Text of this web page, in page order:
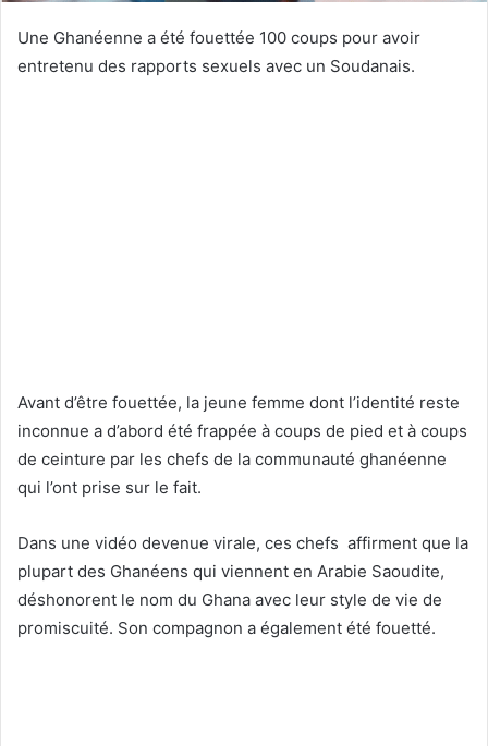
Une Ghanéenne a été fouettée 100 coups pour avoir
entretenu des rapports sexuels avec un Soudanais.
Avant d’être fouettée, la jeune femme dont l’identité reste
inconnue a d’abord été frappée à coups de pied et à coups
de ceinture par les chefs de la communauté ghanéenne
qui l’ont prise sur le fait.
Dans une vidéo devenue virale, ces chefs affirment que la
plupart des Ghanéens qui viennent en Arabie Saoudite,
déshonorent le nom du Ghana avec leur style de vie de
promiscuité. Son compagnon a également été fouetté.